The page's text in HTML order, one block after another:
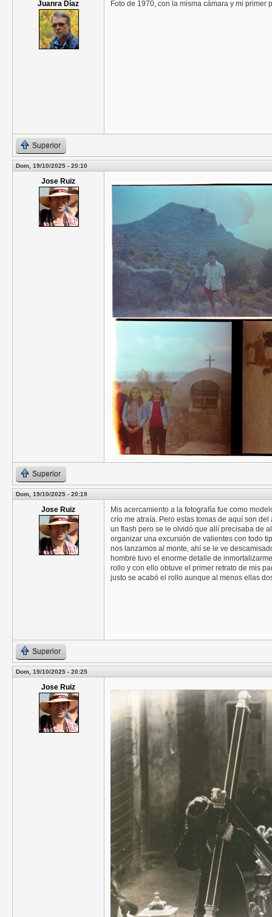
Juanra Díaz Foto de 1970, con la misma cámara y mi primer
Superior
Dom, 19/10/2025 - 20:10
Jose Ruiz
Superior
Dom, 19/10/2025 - 20:19
Jose Ruiz
Mis acercamiento a la fotografía fue como
crío me atraía. Pero estas tomas de aquí son
un flash pero se le olvidó que allí precisaba de
organizar una excursión de valientes con todo
nos lanzamos al monte, ahí se le ve
hombre tuvo el enorme detalle de
rollo y con ello obtuve el primer retrato de mis
justo se acabó el rollo aunque al menos ellas
Superior
Dom, 19/10/2025 - 20:25
Jose Ruiz